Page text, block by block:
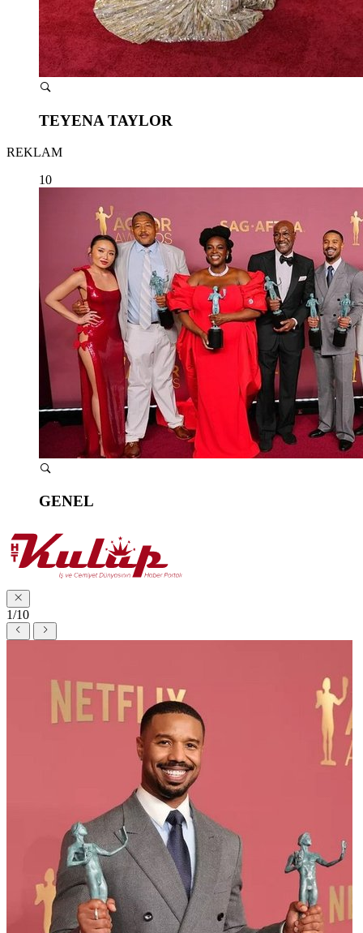
TEYENA TAYLOR
REKLAM
10
GENEL
1/10